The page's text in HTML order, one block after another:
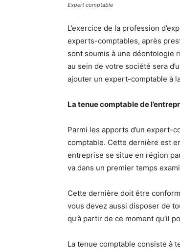
Expert comptable
L’exercice de la profession
experts-comptables, après
sont soumis à une déontologie
au sein de votre société sera
ajouter un expert-comptable à
La tenue comptable de
Parmi les apports d’un expert-
comptable. Cette dernière est
entreprise se situe en région
va dans un premier temps
Cette dernière doit être
vous devez aussi disposer de
qu’à partir de ce moment qu’il
La tenue comptable consiste à